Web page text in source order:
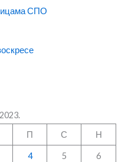
СПО
П С Н
4 5 6